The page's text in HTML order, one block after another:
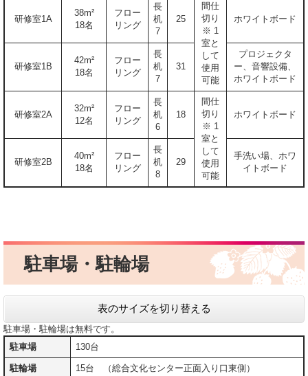
研修室1A
38m²
18名
フロー
リング
長
机
7
25
間仕
切り
※ 1
室と
して
使用
可能
ホワイトボード
研修室1B
42m²
18名
フロー
リング
長
机
7
31
プロジェクタ
ー、音響設備、
ホワイトボード
研修室2A
32m²
12名
フロー
リング
長
机
6
18
間仕
切り
※ 1
室と
して
使用
可能
ホワイトボード
研修室2B
40m²
18名
フロー
リング
長
机
8
29
手洗い場、ホワ
イトボード
駐車場・駐輪場
表のサイズを切り替える
駐車場・駐輪場は無料です。
駐車場
130台
駐輪場 15台 （総合文化センター正面入り口東側）